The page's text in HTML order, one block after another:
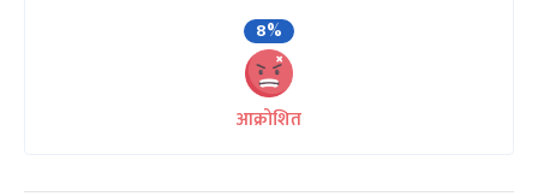
8%
आक्रोशित